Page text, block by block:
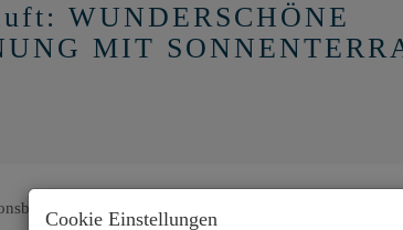
WUNDERSCHÖNE
MIT
Cookie Einstellungen